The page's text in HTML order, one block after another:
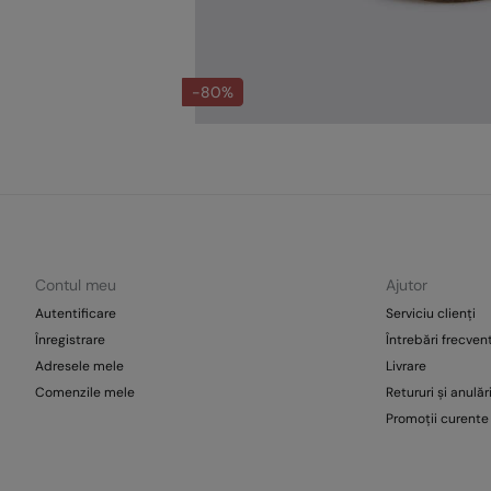
-80%
Contul meu
Autentificare
Înregistrare
Adresele mele
Comenzile mele
Ajutor
Serviciu clienți
Întrebări
Livrare
Retururi și anulări
Promoții curente